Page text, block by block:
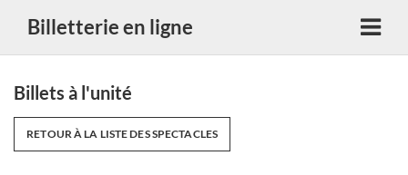
Billetterie en ligne
Billets à l'unité
RETOUR À LA LISTE DES SPECTACLES